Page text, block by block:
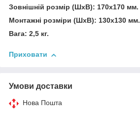
Зовнішній розмір (ШхВ): 170x170 мм.
Монтажні розміри (ШхВ): 130х130 мм.
Вага: 2,5 кг.
Приховати
Умови доставки
Нова Пошта